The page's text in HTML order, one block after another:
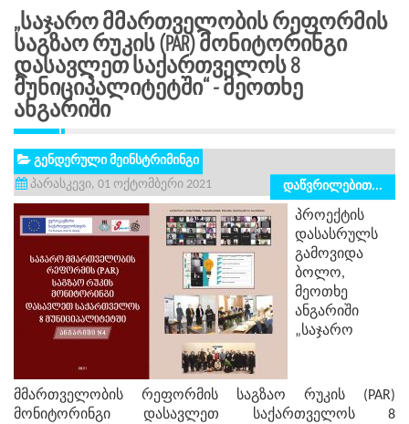
„საჯარო Მმართველობის Რეფორმის
Საგზაო Რუკის (PAR) Მონიტორინგი
Დასავლეთ Საქართველოს 8
Მუნიციპალიტეტში“ - Მეოთხე
Ანგარიში
გენდერული მეინსტრიმინგი
პარასკევი, 01 ოქტომბერი 2021
დაწვრილებით...
პროექტის
დასასრულს
გამოვიდა
ბოლო,
მეოთხე
ანგარიში
„საჯარო
მმართველობის რეფორმის საგზაო რუკის (PAR)
მონიტორინგი დასავლეთ საქართველოს 8